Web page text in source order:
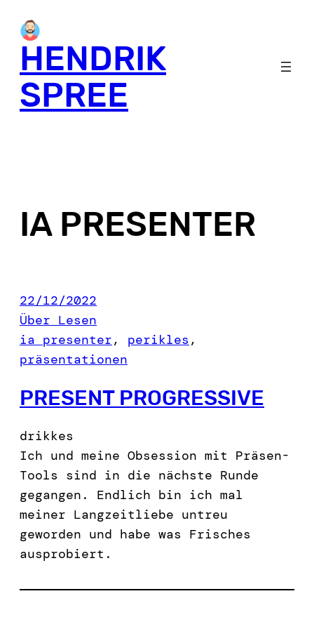
content
HENDRIK
SPREE
IA PRESENTER
22/12/2022
Über Lesen
ia presenter, perikles
präsentationen
PRESENT PROGRESSIVE
drikkes
Ich und meine Obsession mit Präsen-
Tools sind in die nächste Runde
gegangen. Endlich bin ich mal
meiner Langzeitliebe untreu
geworden und habe was Frisches
ausprobiert.